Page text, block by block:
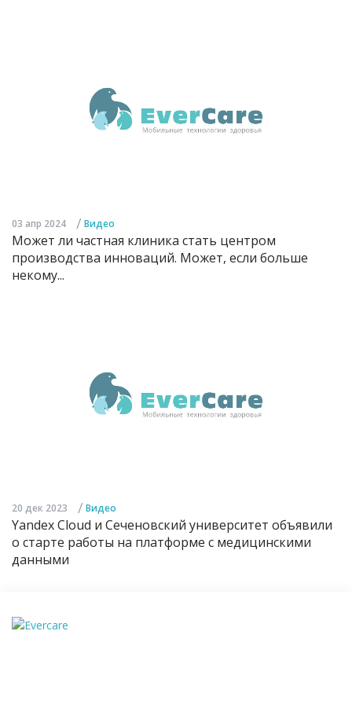
03 апр 2024 / Видео
Может ли частная клиника стать центром
производства инноваций. Может, если больше
некому...
20 дек 2023 / Видео
Yandex Cloud и Сеченовский университет объявили
о старте работы на платформе с медицинскими
данными